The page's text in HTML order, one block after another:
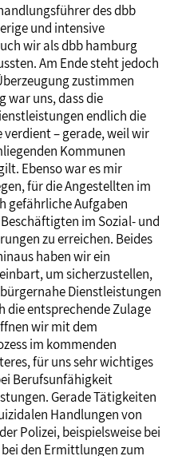
des dbb
und intensive
wir als dbb hamburg
Am Ende steht jedoch
zustimmen
war uns, dass die
endlich die
– gerade, weil wir
Kommunen
Ebenso war es mir
für die Angestellten im
gefährliche Aufgaben
im Sozial- und
zu erreichen. Beides
haben wir ein
um sicherzustellen,
Dienstleistungen
entsprechende Zulage
wir mit dem
im kommenden
für uns sehr wichtiges
Berufsunfähigkeit
Gerade Tätigkeiten
Handlungen von
Polizei, beispielsweise bei
den Ermittlungen zum